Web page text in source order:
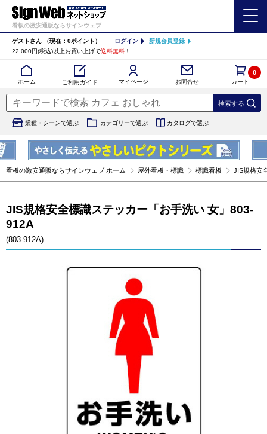
看板の激安通販ならサインウェブ
ゲストさん （現在：0ポイント） ログイン
新規会員登録
22,000円(税込)以上お買い上げで送料無料 ！
ホーム ご利用ガイド マイページ お問合せ カート
0
業種・シーンで選ぶ カテゴリーで選ぶ カタログで選ぶ
看板の激安通販ならサインウェブ ホーム 屋外看板・標識 標識看板 JIS規格安
JIS規格安全標識ステッカー「お手洗い 女」803-
912A
(803-912A)